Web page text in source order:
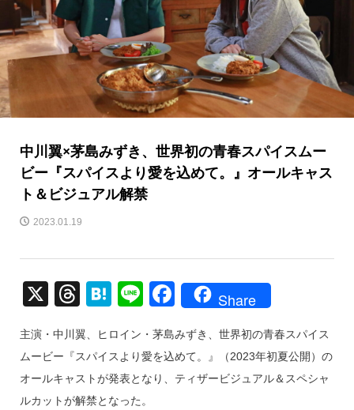
中川翼×茅島みずき、世界初の青春スパイスムー
ビー『スパイスより愛を込めて。』オールキャス
ト＆ビジュアル解禁
2023.01.19
X
T
e
a
d
H
e
n
a
Li
e
F
c
e
Share
主演・中川翼、ヒロイン・茅島みずき、世界初の青春スパイス
ムービー『スパイスより愛を込めて。』（2023年初夏公開）の
オールキャストが発表となり、ティザービジュアル＆スペシャ
ルカットが解禁となった。